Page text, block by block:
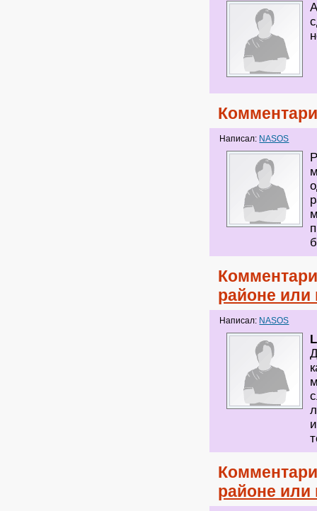
Написал: NASOS
районе
Написал: NASOS
районе